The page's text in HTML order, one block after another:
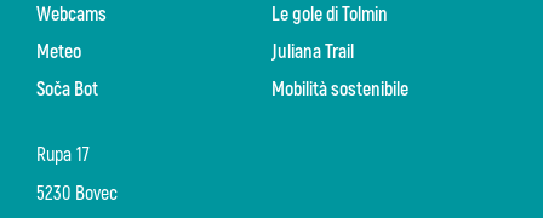
Rupa 17
5230 Bovec
Webcams
Meteo
Soča Bot
Le gole di Tolmin
Juliana Trail
Mobilità sostenibile